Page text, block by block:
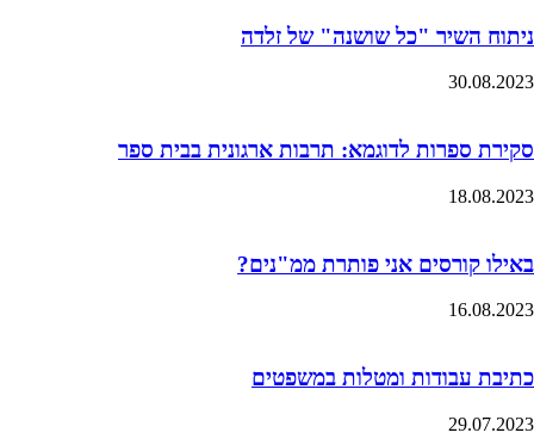
ניתוח השיר "כל שושנה" של זלדה
30.08.2023
סקירת ספרות לדוגמא: תרבות ארגונית בבית ספר
18.08.2023
באילו קורסים אני פותרת ממ"נים?
16.08.2023
כתיבת עבודות ומטלות במשפטים
29.07.2023